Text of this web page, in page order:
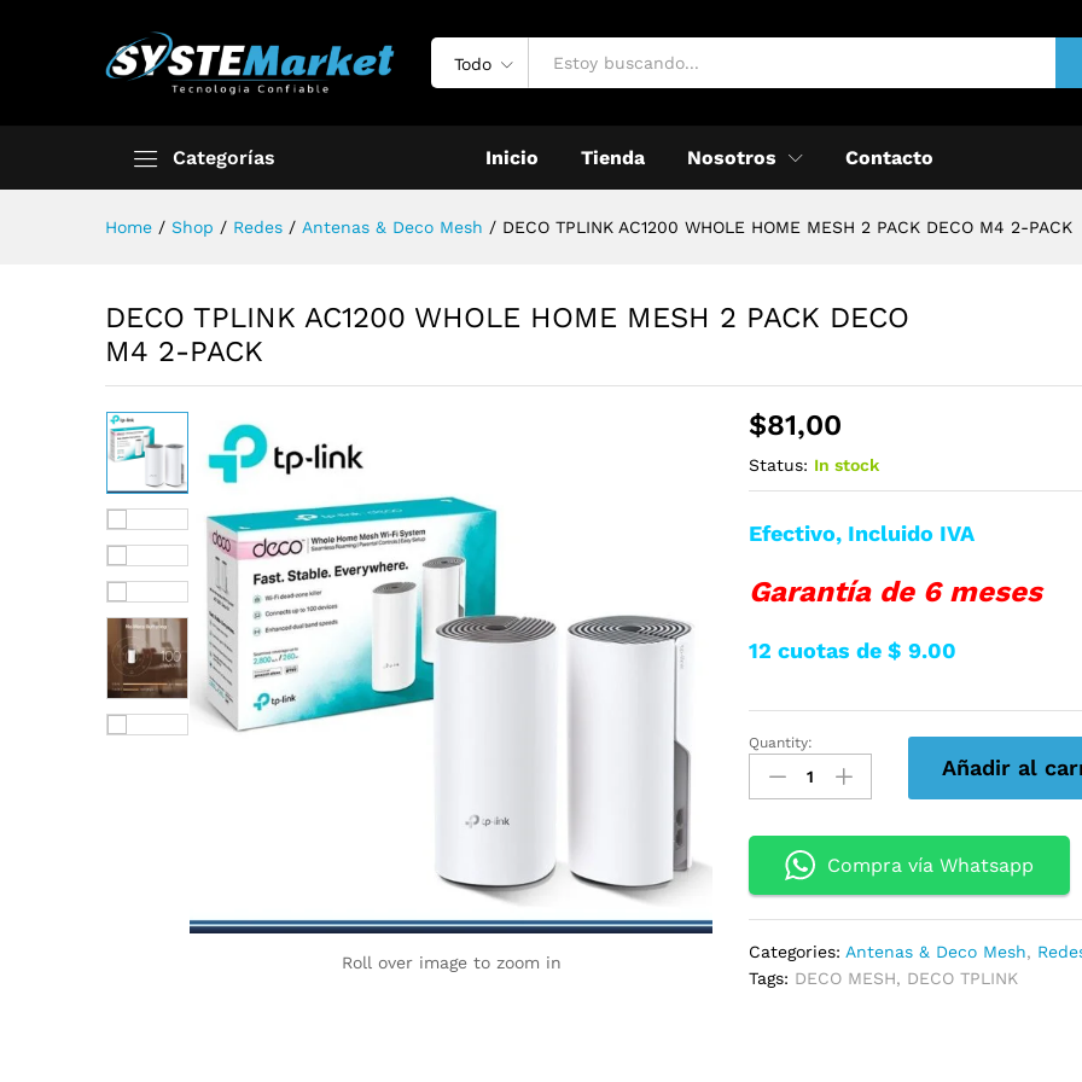
Todo
Categorías Inicio Tienda Nosotros Contacto
Home / Shop / Redes / Antenas & Deco Mesh / DECO TPLINK AC1200 WHOLE HOME MESH 2 PACK DECO M4 2-PACK
DECO TPLINK AC1200 WHOLE HOME MESH 2 PACK DECO
M4 2-PACK
Roll over image to zoom in
$81,00
Status: In stock
Efectivo, Incluido IVA
Garantía de 6 meses
12 cuotas de $ 9.00
DECO
TPLINK
AC1200
HOME
MESH
DECO
M4
Quantity:
Añadir al
Compra vía Whatsapp
Categories: Antenas & Deco Mesh,
Tags: DECO MESH, DECO TPLINK